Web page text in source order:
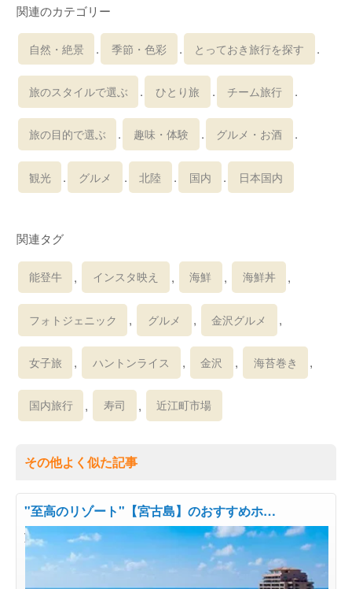
関連のカテゴリー
自然・絶景 . 季節・色彩 . とっておき旅行を探す .
旅のスタイルで選ぶ . ひとり旅 . チーム旅行 .
旅の目的で選ぶ . 趣味・体験 . グルメ・お酒 .
観光 . グルメ . 北陸 . 国内 . 日本国内
関連タグ
能登牛 , インスタ映え , 海鮮 , 海鮮丼 ,
フォトジェニック , グルメ , 金沢グルメ ,
女子旅 , ハントンライス , 金沢 , 海苔巻き ,
国内旅行 , 寿司 , 近江町市場
その他よく似た記事
"至高のリゾート"【宮古島】のおすすめホ…
旅の目的で選ぶ